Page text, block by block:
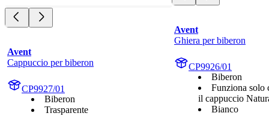
Avent
Cappuccio per biberon
CP9927/01
Biberon
Trasparente
Avent
Ghiera per biberon
CP9926/01
Biberon
Funziona solo
il cappuccio
Bianco